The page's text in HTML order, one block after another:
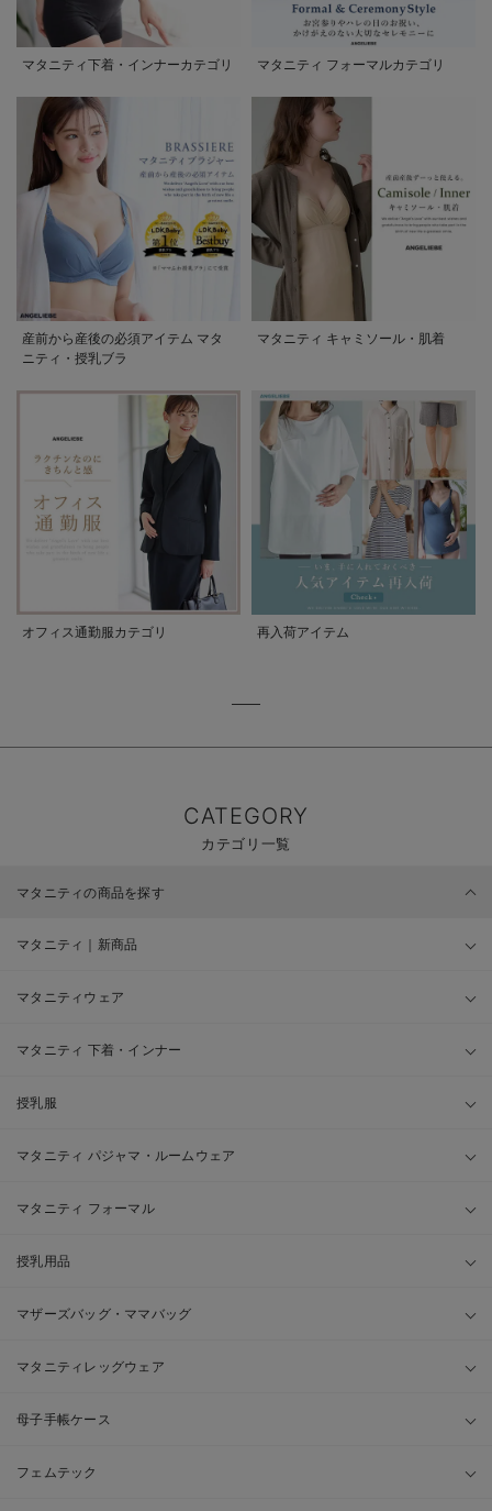
マタニティ下着・インナーカテゴリ マタニティ フォーマルカテゴリ
産前から産後の必須アイテム マタ
ニティ・授乳ブラ
マタニティ キャミソール・肌着
オフィス通勤服カテゴリ 再入荷アイテム
CATEGORY
カテゴリ一覧
マタニティの商品を探す
マタニティ｜新商品
マタニティウェア
マタニティ 下着・インナー
授乳服
マタニティ パジャマ・ルームウェア
マタニティ フォーマル
授乳用品
マザーズバッグ・ママバッグ
マタニティレッグウェア
母子手帳ケース
フェムテック